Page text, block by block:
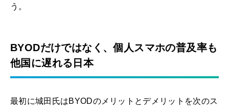
う。
BYODだけではなく、個人スマホの普及率も
他国に遅れる日本
最初に城田氏はBYODのメリットとデメリットを次のス